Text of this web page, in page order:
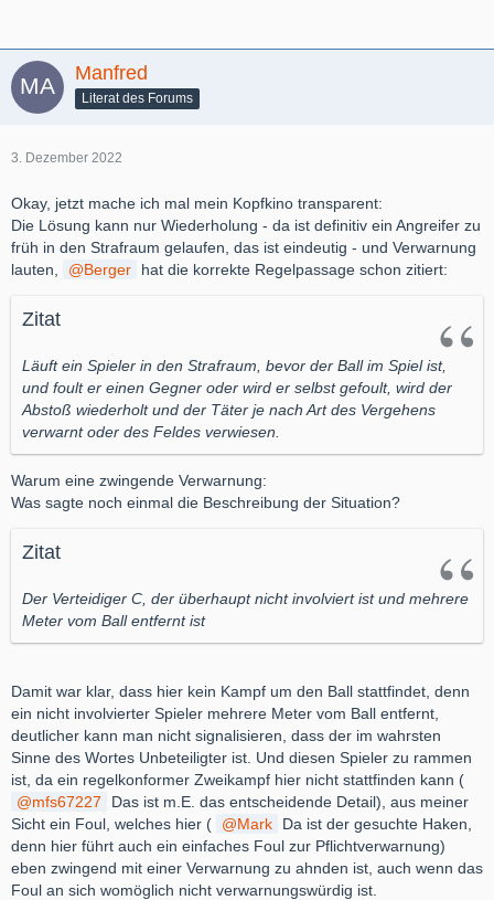
Manfred
Literat des Forums
3. Dezember 2022
Okay, jetzt mache ich mal mein Kopfkino transparent:
Die Lösung kann nur Wiederholung - da ist definitiv ein Angreifer zu
früh in den Strafraum gelaufen, das ist eindeutig - und Verwarnung
lauten,
Berger hat die korrekte Regelpassage schon zitiert:
Zitat
Läuft ein Spieler in den Strafraum, bevor der Ball im Spiel ist,
und foult er einen Gegner oder wird er selbst gefoult, wird der
Abstoß wiederholt und der Täter je nach Art des Vergehens
verwarnt oder des Feldes verwiesen.
Warum eine zwingende Verwarnung:
Was sagte noch einmal die Beschreibung der Situation?
Zitat
Der Verteidiger C, der überhaupt nicht involviert ist und mehrere
Meter vom Ball entfernt ist
Damit war klar, dass hier kein Kampf um den Ball stattfindet, denn
ein nicht involvierter Spieler mehrere Meter vom Ball entfernt,
deutlicher kann man nicht signalisieren, dass der im wahrsten
Sinne des Wortes Unbeteiligter ist. Und diesen Spieler zu rammen
ist, da ein regelkonformer Zweikampf hier nicht stattfinden kann (
mfs67227
Das ist m.E. das entscheidende Detail), aus meiner
Sicht ein Foul, welches hier (
Mark
Da ist der gesuchte Haken,
denn hier führt auch ein einfaches Foul zur Pflichtverwarnung)
eben zwingend mit einer Verwarnung zu ahnden ist, auch wenn das
Foul an sich womöglich nicht verwarnungswürdig ist.